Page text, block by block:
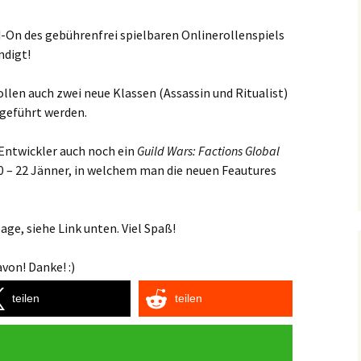
des gebührenfrei spielbaren Onlinerollenspiels
auch zwei neue Klassen (Assassin und Ritualist)
werden.
auch noch ein Guild Wars: Factions Global
– 22 Jänner, in welchem man die neuen Feautures
siehe Link unten. Viel Spaß!
Danke! :)
teilen teilen